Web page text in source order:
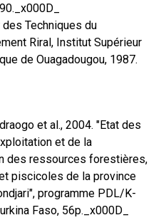
Techniques du
Riral, Institut Supérieur
de Ouagadougou, 1987.
et al., 2004. "Etat des
et de la
des ressources forestières,
piscicoles de la province
programme PDL/K-
Faso, 56p._x000D_